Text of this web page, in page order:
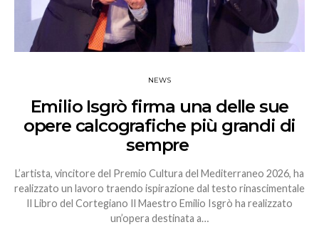
NEWS
Emilio Isgrò firma una delle sue
opere calcografiche più grandi di
sempre
L’artista, vincitore del Premio Cultura del Mediterraneo 2026, ha
realizzato un lavoro traendo ispirazione dal testo rinascimentale
Il Libro del Cortegiano Il Maestro Emilio Isgrò ha realizzato
un’opera destinata a…